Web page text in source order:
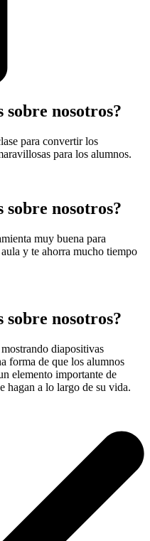
sobre nosotros?
para convertir los
para los alumnos.
sobre nosotros?
muy buena para
y te ahorra mucho tiempo
sobre nosotros?
diapositivas
forma de que los alumnos
elemento importante de
hagan a lo largo de su vida.